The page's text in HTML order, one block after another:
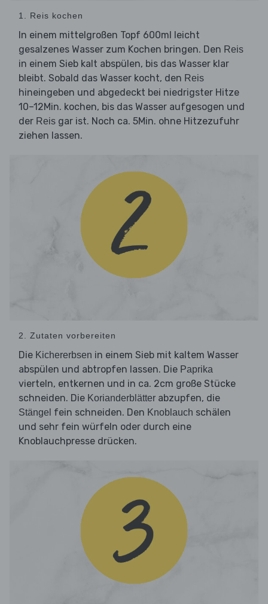
1. Reis kochen
In einem mittelgroßen Topf 600ml leicht
gesalzenes Wasser zum Kochen bringen. Den Reis
in einem Sieb kalt abspülen, bis das Wasser klar
bleibt. Sobald das Wasser kocht, den Reis
hineingeben und abgedeckt bei niedrigster Hitze
10–12Min. kochen, bis das Wasser aufgesogen und
der Reis gar ist. Noch ca. 5Min. ohne Hitzezufuhr
ziehen lassen.
2. Zutaten vorbereiten
Die Kichererbsen in einem Sieb mit kaltem Wasser
abspülen und abtropfen lassen. Die Paprika
vierteln, entkernen und in ca. 2cm große Stücke
schneiden. Die Korianderblätter abzupfen, die
Stängel fein schneiden. Den Knoblauch schälen
und sehr fein würfeln oder durch eine
Knoblauchpresse drücken.